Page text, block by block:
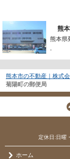
熊
熊本県
-
熊本市の不動産｜株式
菊陽町の郵便局
定休日:日曜
ホーム